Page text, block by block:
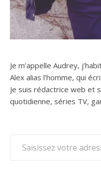
Je m’appelle Audrey,
Alex alias l’homme, qui
Je suis rédactrice web et
quotidienne, séries TV,